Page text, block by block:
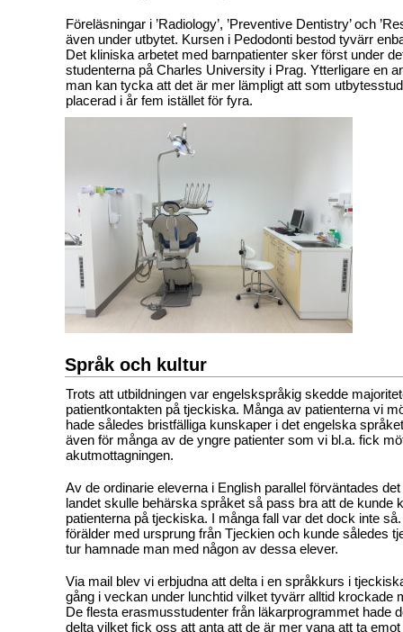
Föreläsningar i ’Radiology’, ’Preventive Dentistry’ och
även under utbytet. Kursen i Pedodonti bestod tyvärr
Det kliniska arbetet med barnpatienter sker först under
studenterna på Charles University i Prag. Ytterligare en
man kan tycka att det är mer lämpligt att som
placerad i år fem istället för fyra.
Språk och kultur
Trots att utbildningen var engelskspråkig skedde
patientkontakten på tjeckiska. Många av patienterna vi
hade således bristfälliga kunskaper i det engelska
även för många av de yngre patienter som vi bl.a. fick
akutmottagningen.
Av de ordinarie eleverna i English parallel förväntades
landet skulle behärska språket så pass bra att de kunde
patienterna på tjeckiska. I många fall var det dock inte
förälder med ursprung från Tjeckien och kunde således
tur hamnade man med någon av dessa elever.
Via mail blev vi erbjudna att delta i en språkkurs i
gång i veckan under lunchtid vilket tyvärr alltid krockade
De flesta erasmusstudenter från läkarprogrammet hade
delta vilket fick oss att anta att de är mer vana att ta